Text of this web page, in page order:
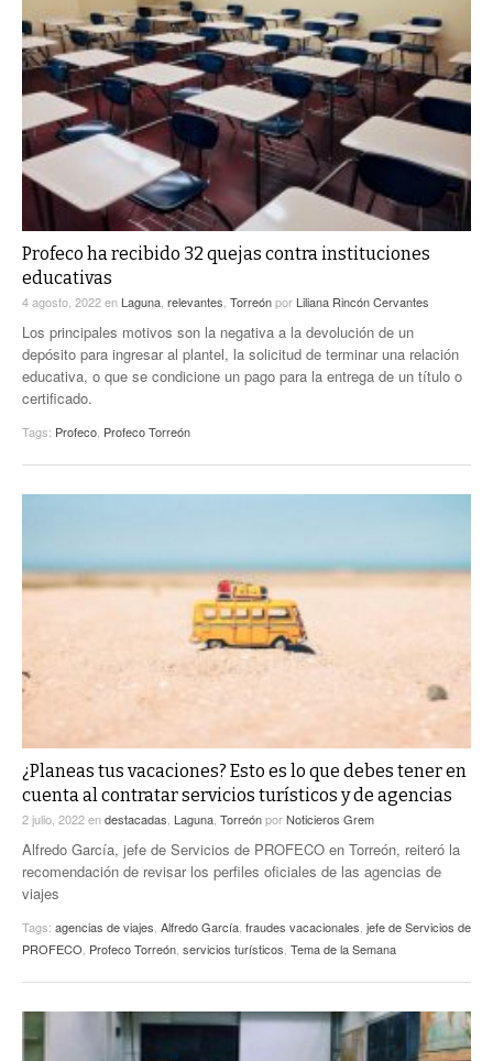
Profeco ha recibido 32 quejas contra instituciones
educativas
4 agosto, 2022en Laguna, relevantes, Torreónpor Liliana Rincón Cervantes
Los principales motivos son la negativa a la devolución de un
depósito para ingresar al plantel, la solicitud de terminar una relación
educativa, o que se condicione un pago para la entrega de un título o
certificado.
Tags: Profeco, Profeco Torreón
¿Planeas tus vacaciones? Esto es lo que debes tener en
cuenta al contratar servicios turísticos y de agencias
2 julio, 2022endestacadas Laguna TorreónporNoticieros Grem
Alfredo García, jefe de Servicios de PROFECO en Torreón, reiteró la
recomendación de revisar los perfiles oficiales de las agencias de
viajes
Tags: agencias de viajes Alfredo García fraudes vacacionales jefe de Servicios de
PROFECO Profeco Torreón servicios turísticos Tema de la Semana